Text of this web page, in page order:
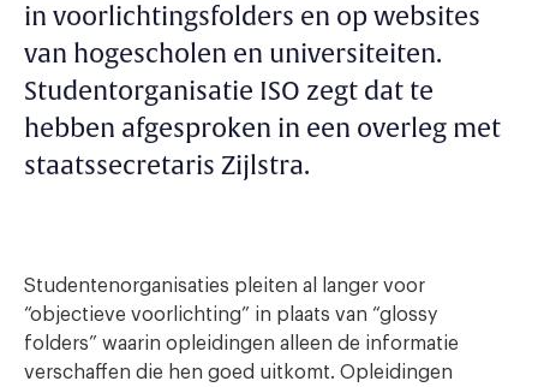
in voorlichtingsfolders en op websites
van hogescholen en universiteiten.
Studentorganisatie ISO zegt dat te
hebben afgesproken in een overleg met
staatssecretaris Zijlstra.
Studentenorganisaties pleiten al langer voor
“objectieve voorlichting” in plaats van “glossy
folders” waarin opleidingen alleen de informatie
verschaffen die hen goed uitkomt. Opleidingen